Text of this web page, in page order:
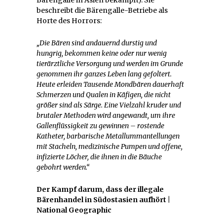
beschreibt die Bärengalle-Betriebe als
Horte des Horrors:
„Die Bären sind andauernd durstig und
hungrig, bekommen keine oder nur wenig
tierärztliche Versorgung und werden im Grunde
genommen ihr ganzes Leben lang gefoltert.
Heute erleiden Tausende Mondbären dauerhaft
Schmerzen und Qualen in Käfigen, die nicht
größer sind als Särge. Eine Vielzahl kruder und
brutaler Methoden wird angewandt, um ihre
Gallenflüssigkeit zu gewinnen – rostende
Katheter, barbarische Metallummantellungen
mit Stacheln, medizinische Pumpen und offene,
infizierte Löcher, die ihnen in die Bäuche
gebohrt werden.“
Der Kampf darum, dass der illegale
Bärenhandel in Südostasien aufhört |
National Geographic